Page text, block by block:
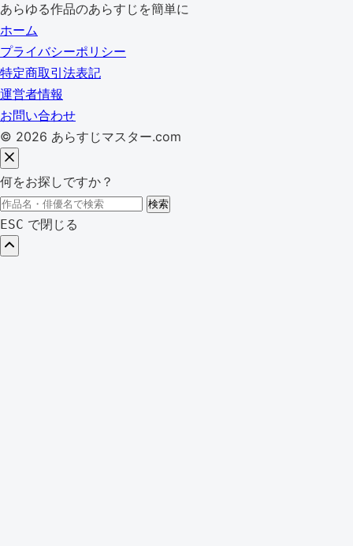
あらゆる作品のあらすじを簡単に
ホーム
プライバシーポリシー
特定商取引法表記
運営者情報
お問い合わせ
© 2026 あらすじマスター.com
何をお探しですか？
検
索:
検索
ESC で閉じる